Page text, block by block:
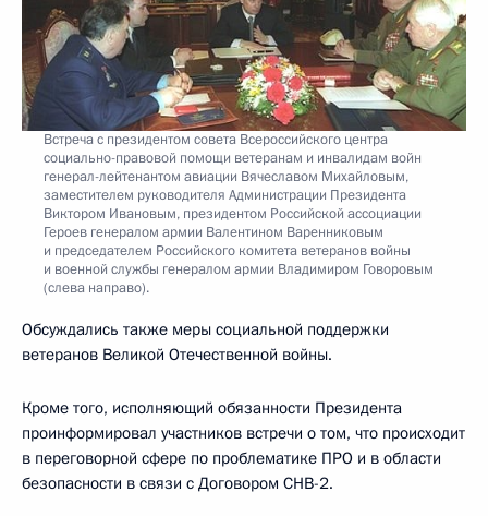
Встреча с президентом совета Всероссийского центра
социально-правовой помощи ветеранам и инвалидам войн
генерал-лейтенантом авиации Вячеславом Михайловым,
заместителем руководителя Администрации Президента
Виктором Ивановым, президентом Российской ассоциации
Героев генералом армии Валентином Варенниковым
и председателем Российского комитета ветеранов войны
и военной службы генералом армии Владимиром Говоровым
(слева направо).
Обсуждались также меры социальной поддержки
ветеранов Великой Отечественной войны.
Кроме того, исполняющий обязанности Президента
проинформировал участников встречи о том, что происходит
в переговорной сфере по проблематике ПРО и в области
безопасности в связи с Договором СНВ-2.